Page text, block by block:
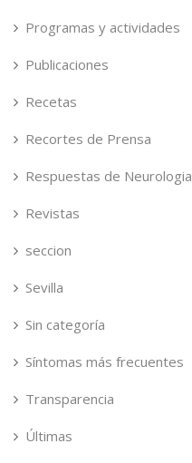
Programas y actividades
Publicaciones
Recetas
Recortes de Prensa
Respuestas de Neurologia
Revistas
seccion
Sevilla
Sin categoría
Síntomas más frecuentes
Transparencia
Últimas